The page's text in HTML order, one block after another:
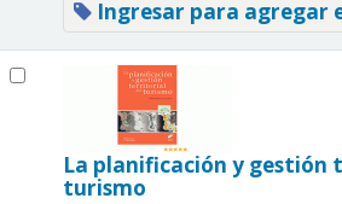
Ingresar para agregar
La planificación y
turismo